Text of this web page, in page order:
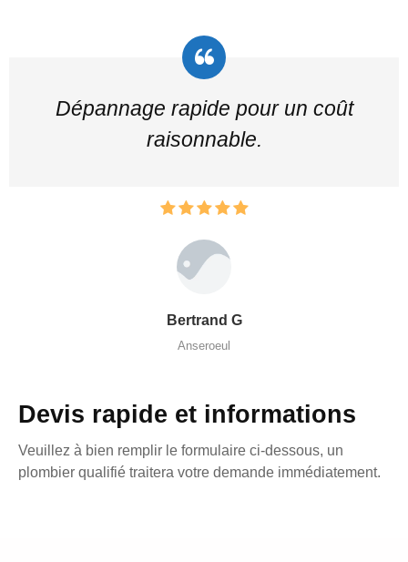
Dépannage rapide pour un coût
raisonnable.
Bertrand G
Anseroeul
Devis rapide et informations
Veuillez à bien remplir le formulaire ci-dessous, un
plombier qualifié traitera votre demande immédiatement.